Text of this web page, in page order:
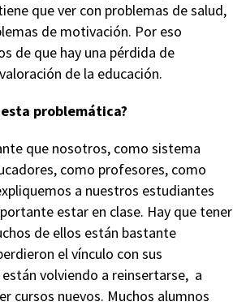
que ver con problemas de salud,
de motivación. Por eso
de que hay una pérdida de
de la educación.
problemática?
que nosotros, como sistema
como profesores, como
a nuestros estudiantes
estar en clase. Hay que tener
de ellos están bastante
el vínculo con sus
volviendo a reinsertarse, a
cursos nuevos. Muchos alumnos